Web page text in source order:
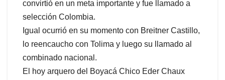
convirtió en un meta importante y fue llamado a
selección Colombia.
Igual ocurrió en su momento con Breitner Castillo,
lo reencaucho con Tolima y luego su llamado al
combinado nacional.
El hoy arquero del Boyacá Chico Eder Chaux